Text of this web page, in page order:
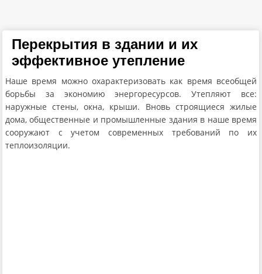
Перекрытия в здании и их
эффективное утепление
Наше время можно охарактеризовать как время всеобщей
борьбы за экономию энергоресурсов. Утепляют все:
наружные стены, окна, крыши. Вновь строящиеся жилые
дома, общественные и промышленные здания в наше время
сооружают с учетом современных требований по их
теплоизоляции.